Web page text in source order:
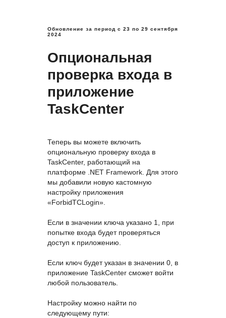
Обновление за период с 23 по 29 сентября
2024
Опциональная
проверка входа в
приложение
TaskCenter
Теперь вы можете включить
опциональную проверку входа в
TaskCenter, работающий на
платформе .NET Framework. Для этого
мы добавили новую кастомную
настройку приложения
«ForbidTCLogin».
Если в значении ключа указано 1, при
попытке входа будет проверяться
доступ к приложению.
Если ключ будет указан в значении 0, в
приложение TaskCenter сможет войти
любой пользователь.
Настройку можно найти по
следующему пути: